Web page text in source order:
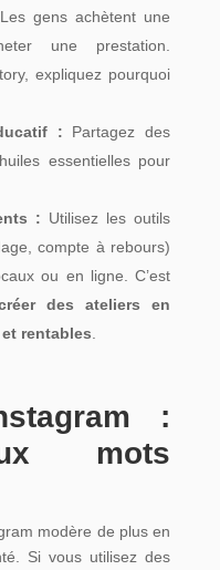
Les gens achètent une
une prestation.
expliquez pourquoi
: Partagez des
essentielles pour
: Utilisez les outils
compte à rebours)
ou en ligne. C’est
des ateliers en
rentables
:
mots
modère de plus en
Si vous utilisez des